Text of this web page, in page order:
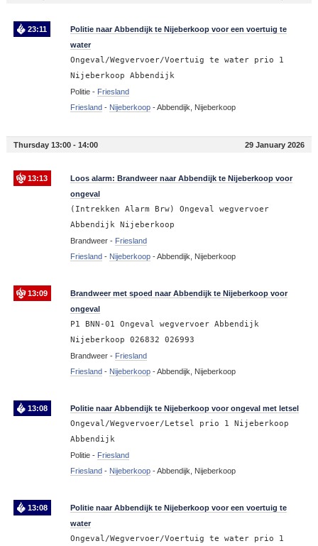
23:11
Politie naar Abbendijk te Nijeberkoop voor een voertuig te
water
Ongeval/Wegvervoer/Voertuig te water prio 1
Nijeberkoop Abbendijk
Politie - Friesland
Friesland- Nijeberkoop-Abbendijk, Nijeberkoop
Thursday 13:00 - 14:00 29 January 2026
13:13
Loos alarm: Brandweer naar Abbendijk te Nijeberkoop voor
ongeval
(Intrekken Alarm Brw) Ongeval wegvervoer
Abbendijk Nijeberkoop
Brandweer - Friesland
Friesland- Nijeberkoop-Abbendijk, Nijeberkoop
13:09
Brandweer met spoed naar Abbendijk te Nijeberkoop voor
ongeval
P1 BNN-01 Ongeval wegvervoer Abbendijk
Nijeberkoop 026832 026993
Brandweer - Friesland
Friesland- Nijeberkoop-Abbendijk, Nijeberkoop
13:08 Politie naar Abbendijk te Nijeberkoop voor ongeval met letsel
Ongeval/Wegvervoer/Letsel prio 1 Nijeberkoop
Abbendijk
Politie - Friesland
Friesland- Nijeberkoop-Abbendijk, Nijeberkoop
13:08
Politie naar Abbendijk te Nijeberkoop voor een voertuig te
water
Ongeval/Wegvervoer/Voertuig te water prio 1